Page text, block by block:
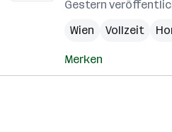
Gestern
Wien
Vollzeit
Merken